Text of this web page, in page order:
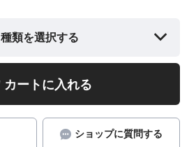
種類を選択する
カートに入れる
ショップに質問する